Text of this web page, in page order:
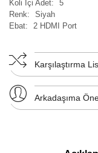
Koli İçi Adet:
5
Renk:
Siyah
Ebat:
2 HDMI Port
Karşılaştırma
Arkadaşıma